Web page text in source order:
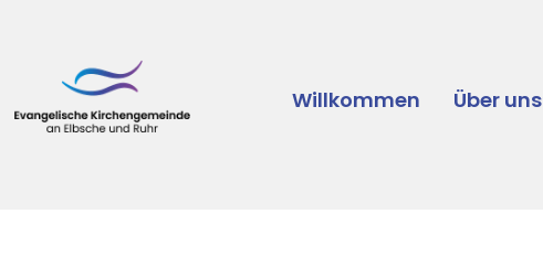
Willkommen Über uns